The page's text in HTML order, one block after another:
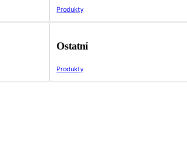
Produkty
Ostatní
Produkty